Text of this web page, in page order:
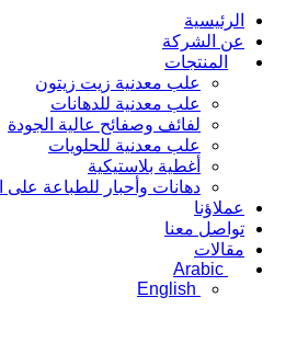
الرئيسية
عن الشركة
المنتجات
علب معدنية زيت زيتون
علب معدنية للدهانات
لفائف وصفائح عالية الجودة
علب معدنية للحلويات
أغطية بلاستيكية
دهانات وأحبار للطباعة على
عملاؤنا
تواصل معنا
مقالات
Arabic
English